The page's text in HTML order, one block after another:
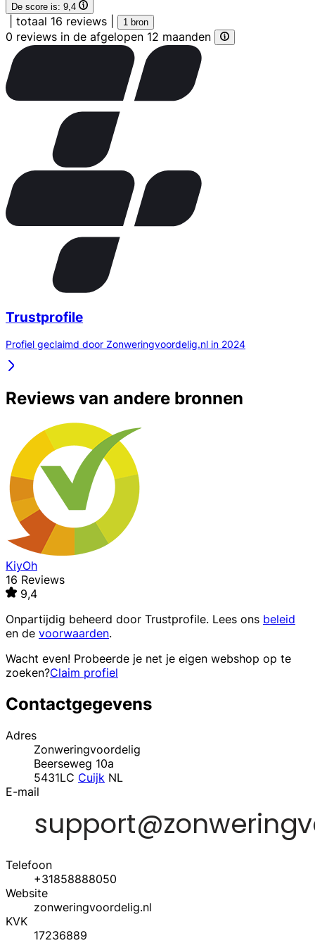
De score is: 9,4
totaal 16 reviews 1 bron
0 reviews in de afgelopen 12 maanden
Trustprofile
Profiel geclaimd door Zonweringvoordelig.nl in 2024
Reviews van andere bronnen
KiyOh
16 Reviews
9,4
Onpartijdig beheerd door Trustprofile. Lees ons beleid
en de voorwaarden.
Wacht even! Probeerde je net je eigen webshop op te
zoeken?Claim profiel
Contactgegevens
Adres
Zonweringvoordelig
Beerseweg 10a
5431LC Cuijk NL
E-mail
Telefoon
+31858888050
Website
zonweringvoordelig.nl
KVK
17236889